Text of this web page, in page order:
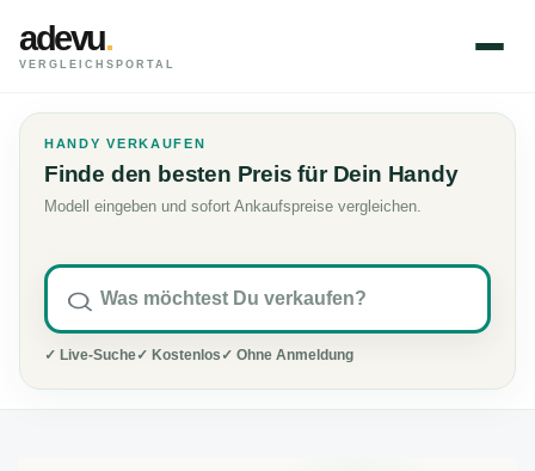
adevu.
VERGLEICHSPORTAL
HANDY VERKAUFEN
Finde den besten Preis für Dein Handy
Modell eingeben und sofort Ankaufspreise vergleichen.
✓ Live-Suche✓ Kostenlos ✓ Ohne Anmeldung